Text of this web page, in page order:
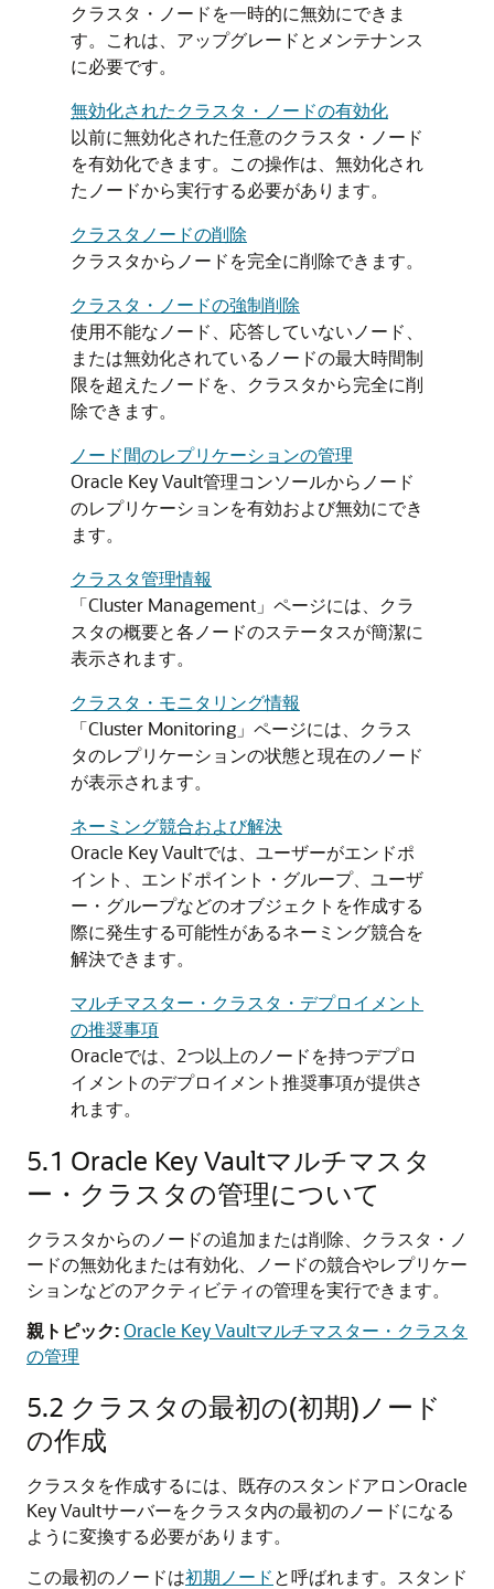
クラスタ・ノードを一時的に無効にできま
す。これは、アップグレードとメンテナンス
に必要です。
無効化されたクラスタ・ノードの有効化
以前に無効化された任意のクラスタ・ノード
を有効化できます。この操作は、無効化され
たノードから実行する必要があります。
クラスタノードの削除
クラスタからノードを完全に削除できます。
クラスタ・ノードの強制削除
使用不能なノード、応答していないノード、
または無効化されているノードの最大時間制
限を超えたノードを、クラスタから完全に削
除できます。
ノード間のレプリケーションの管理
Oracle Key Vault管理コンソールからノード
のレプリケーションを有効および無効にでき
ます。
クラスタ管理情報
「Cluster Management」ページには、クラ
スタの概要と各ノードのステータスが簡潔に
表示されます。
クラスタ・モニタリング情報
「Cluster Monitoring」ページには、クラス
タのレプリケーションの状態と現在のノード
が表示されます。
ネーミング競合および解決
Oracle Key Vaultでは、ユーザーがエンドポ
イント、エンドポイント・グループ、ユーザ
ー・グループなどのオブジェクトを作成する
際に発生する可能性があるネーミング競合を
解決できます。
マルチマスター・クラスタ・デプロイメント
の推奨事項
Oracleでは、2つ以上のノードを持つデプロ
イメントのデプロイメント推奨事項が提供さ
れます。
5.1 Oracle Key Vaultマルチマスタ
ー・クラスタの管理について
クラスタからのノードの追加または削除、クラスタ・ノ
ードの無効化または有効化、ノードの競合やレプリケー
ションなどのアクティビティの管理を実行できます。
親トピック:Oracle Key Vaultマルチマスター・クラスタ
の管理
5.2 クラスタの最初の(初期)ノード
の作成
クラスタを作成するには、既存のスタンドアロンOracle
Key Vaultサーバーをクラスタ内の最初のノードになる
ように変換する必要があります。
この最初のノードは初期ノードと呼ばれます。スタンド